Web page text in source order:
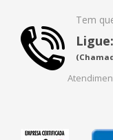
Tem